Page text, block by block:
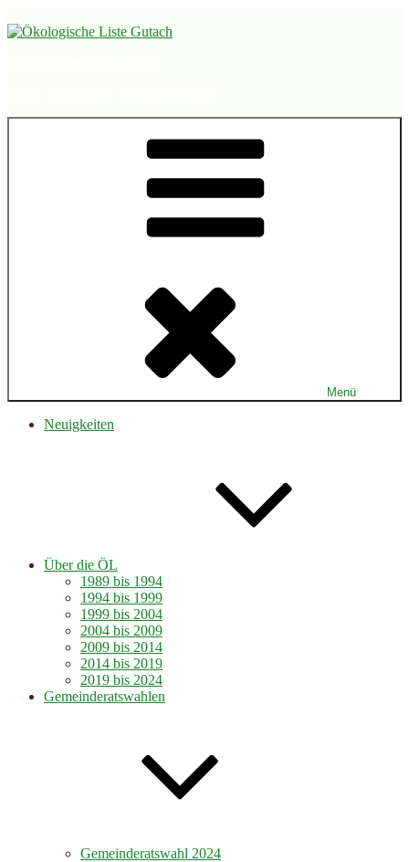
Inhalt
Menü
Neuigkeiten
Über die ÖL
1989 bis 1994
1994 bis 1999
1999 bis 2004
2004 bis 2009
2009 bis 2014
2014 bis 2019
2019 bis 2024
Gemeinderatswahlen
Gemeinderatswahl 2024